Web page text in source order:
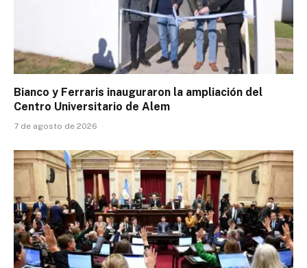
Bianco y Ferraris inauguraron la ampliación del
Centro Universitario de Alem
7 de agosto de 2026